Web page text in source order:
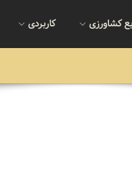
کشاورزی کاربردی